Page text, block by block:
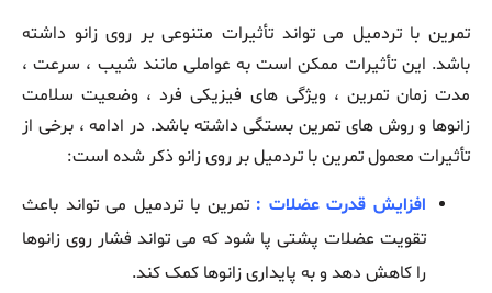
تمرین با تردمیل می ‌تواند تأثیرات متنوعی بر روی زانو داشته
باشد. این تأثیرات ممکن است به عواملی مانند شیب ، سرعت ،
مدت زمان تمرین ، ویژگی ‌های فیزیکی فرد ، وضعیت سلامت
زانوها و روش‌ های تمرین بستگی داشته باشد. در ادامه ، برخی از
تأثیرات معمول تمرین با تردمیل بر روی زانو ذکر شده است:
افزایش قدرت عضلات : تمرین با تردمیل می ‌تواند باعث
تقویت عضلات پشتی پا شود که می‌ تواند فشار روی زانوها
را کاهش دهد و به پایداری زانوها کمک کند.